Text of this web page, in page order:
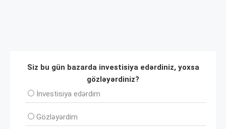
Siz bu gün bazarda investisiya edərdiniz, yoxsa
gözləyərdiniz?
İnvеstisiya edərdim
Gözləyərdim